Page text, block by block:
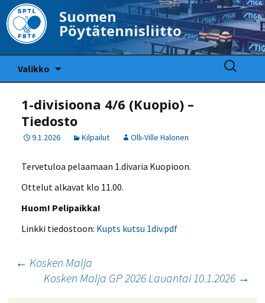
Suomen
Pöytätennisliitto
Valikko
Haku:
1-divisioona 4/6 (Kuopio) –
Tiedosto
9.1.2026 Kilpailut Olli-Ville Halonen
Tervetuloa pelaamaan 1.divaria Kuopioon.
Ottelut alkavat klo 11.00.
Huom! Pelipaikka!
Linkki tiedostoon: Kupts kutsu 1div.pdf
Artikkelien
selaus
← Kosken Malja
Kosken Malja GP 2026 Lauantai 10.1.2026 →